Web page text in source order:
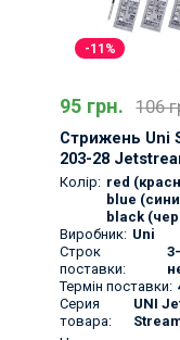
-11%
95 грн. 106
Стрижень Uni
203-28
Ballpoint Pen
0.28 mm
Колір: red
blue
black
Виробник: Uni
Строк
поставки:
Термін поставки:
Серия
товара:
UNI